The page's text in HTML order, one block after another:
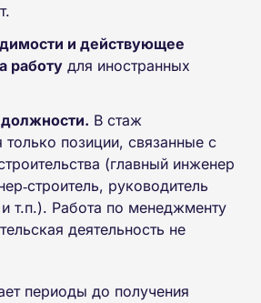
и действующее
работу для иностранных
В стаж
только позиции, связанные с
(главный инженер
руководитель
и т.п.). Работа по менеджменту
деятельность не
периоды до получения